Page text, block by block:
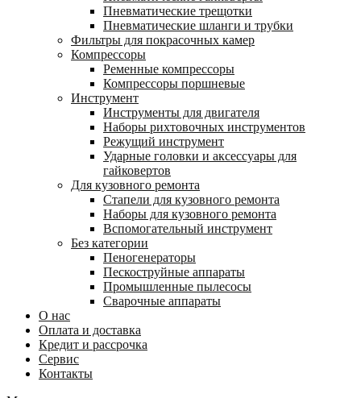
Пневматические трещотки
Пневматические шланги и трубки
Фильтры для покрасочных камер
Компрессоры
Ременные компрессоры
Компрессоры поршневые
Инструмент
Инструменты для двигателя
Наборы рихтовочных инструментов
Режущий инструмент
Ударные головки и аксессуары для
гайковертов
Для кузовного ремонта
Стапели для кузовного ремонта
Наборы для кузовного ремонта
Вспомогательный инструмент
Без категории
Пеногенераторы
Пескоструйные аппараты
Промышленные пылесосы
Сварочные аппараты
О нас
Оплата и доставка
Кредит и рассрочка
Сервис
Контакты